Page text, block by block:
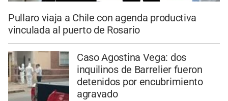
Pullaro viaja a Chile con agenda productiva
vinculada al puerto de Rosario
Caso Agostina Vega: dos
inquilinos de Barrelier fueron
detenidos por encubrimiento
agravado